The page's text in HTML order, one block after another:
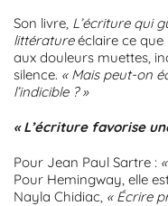
Son livre, L’écriture qui
littératureéclaire ce que
aux douleurs muettes,
silence. « Mais peut-on
l’indicible ? »
« L’écriture favorise
Pour Jean Paul Sartre :
Pour Hemingway, elle
Nayla Chidiac, « Écrire